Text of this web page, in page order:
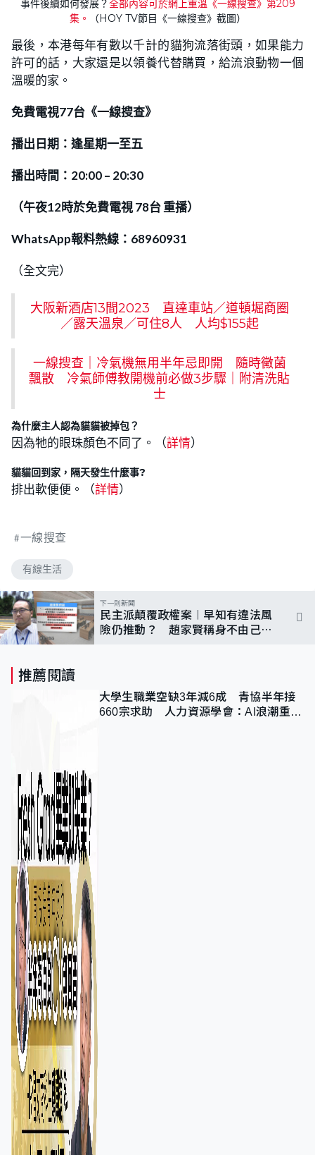
事件後續如何發展？全部內容可於網上重溫《一線搜查》第209
集。
（HOY TV節目《一線搜查》截圖）
最後，本港每年有數以千計的貓狗流落街頭，如果能力
許可的話，大家還是以領養代替購買，給流浪動物一個
溫暖的家。
免費電視77台《一線搜查》
播出日期：逢星期一至五
播出時間： 20:00– 20:30
（午夜12時於免費電視78台重播）
WhatsApp報料熱線：68960931
（全文完）
大阪新酒店13間2023 直達車站／道頓堀商圈
／露天溫泉／可住8人 人均$155起
一線搜查｜冷氣機無用半年忌即開 隨時黴菌
飄散 冷氣師傅教開機前必做3步驟｜附清洗貼
士
為什麼主人認為貓貓被掉包？
因為牠的眼珠顏色不同了。（詳情）
貓貓回到家，隔天發生什麼事?
排出軟便便。（詳情）
一線搜查
有線生活
下一則新聞
民主派顛覆政權案︱早知有違法風
險仍推動？ 趙家賢稱身不由己、
推薦閱讀
大學生職業空缺3年減6成 青協半年接
660宗求助 人力資源學會：AI浪潮重整